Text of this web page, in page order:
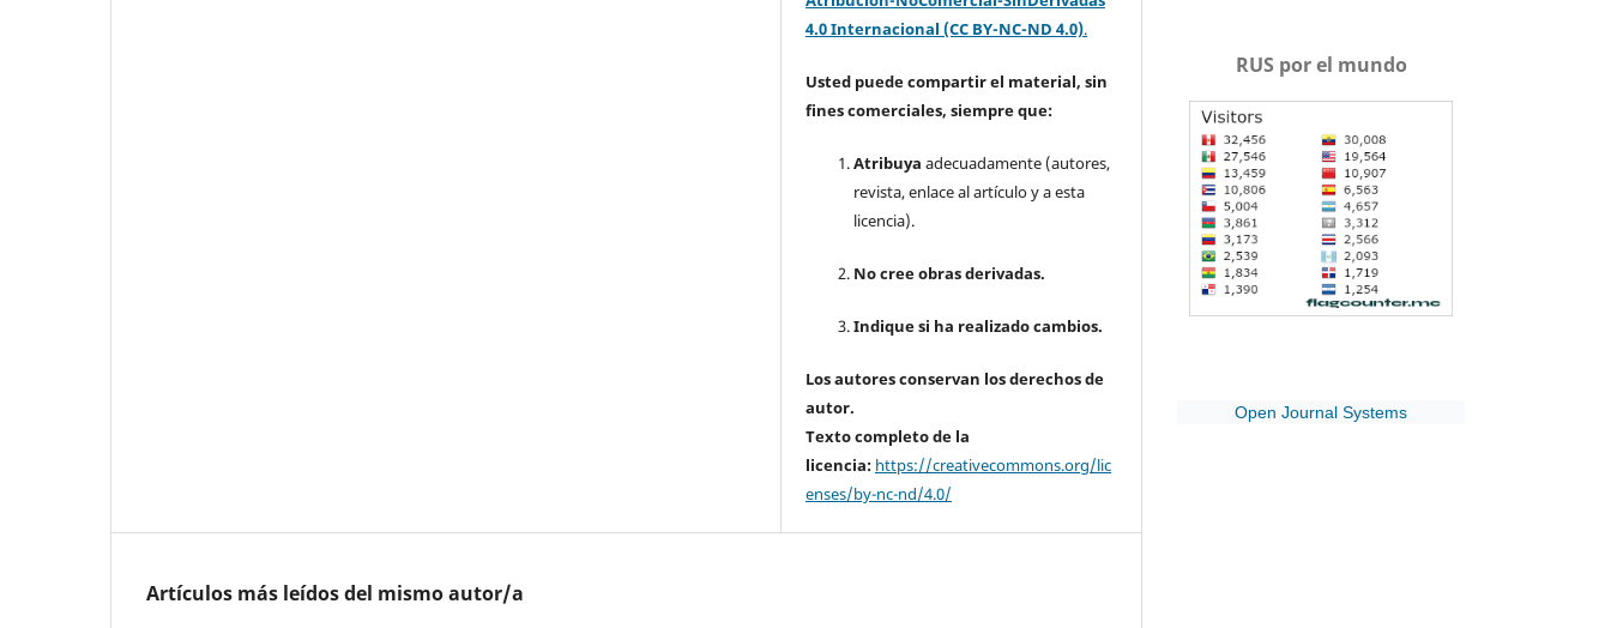
4.0 Internacional (CC BY-NC-ND 4.0).
Usted puede compartir el material, sin
fines comerciales, siempre que:
Atribuya adecuadamente (autores,
revista, enlace al artículo y a esta
licencia).
No cree obras derivadas.
Indique si ha realizado cambios.
Los autores conservan los derechos de
autor.
Texto completo de la
licencia: https://creativecommons.org/lic
enses/by-nc-nd/4.0/
Artículos más leídos del mismo autor/a
RUS por el mundo
Open Journal Systems